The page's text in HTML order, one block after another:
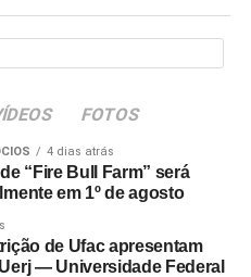
FOTOS
4 dias atrás
“Fire Bull Farm” será
em 1º de agosto
de Ufac apresentam
— Universidade Federal